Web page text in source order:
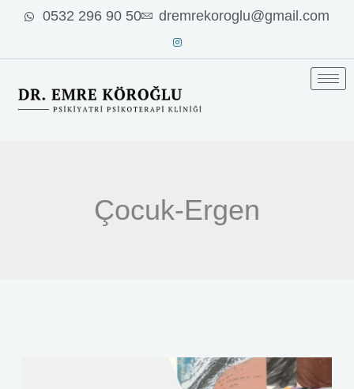
İçeriğe 0532 296 90 50 dremrekoroglu@gmail.com
Çocuk-Ergen